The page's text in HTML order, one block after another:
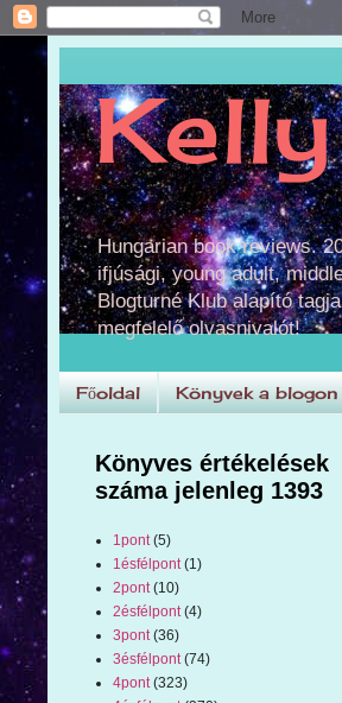
Hungarian book reviews.
ifjúsági, young adult,
Blogturné Klub alapító
megfelelő olvasnivalót!
Főoldal Könyvek a
Könyves értékelések
száma jelenleg 1393
1pont (5)
1ésfélpont (1)
2pont (10)
2ésfélpont (4)
3pont (36)
3ésfélpont (74)
4pont (323)